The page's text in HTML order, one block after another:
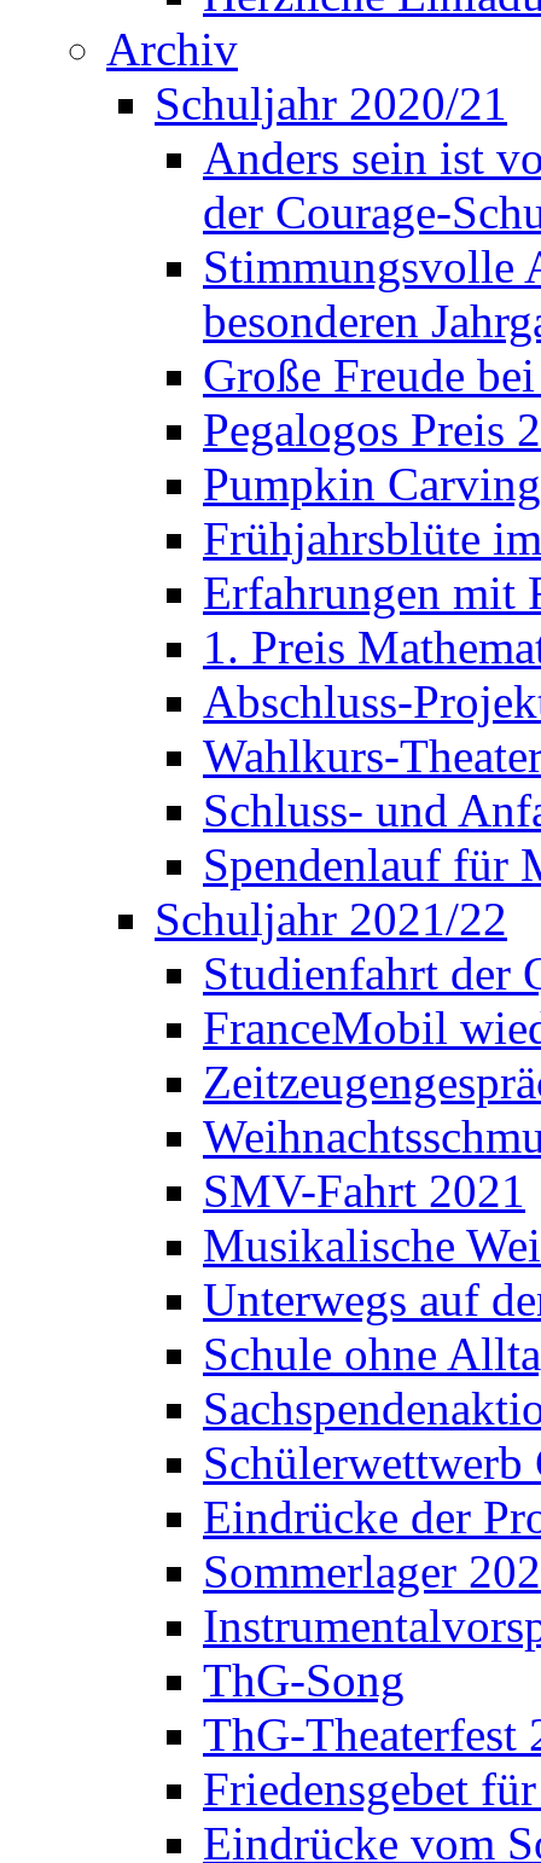
Archiv
Schuljahr 2020/21
Anders sein ist
der Courage-
Stimmungsvolle
besonderen
Große Freude
Pegalogos Preis
Pumpkin
Frühjahrsblüte
Erfahrungen mit
1. Preis
Abschluss-
Wahlkurs-
Schluss- und
Spendenlauf für
Schuljahr 2021/22
Studienfahrt der
FranceMobil
SMV-Fahrt 2021
Musikalische
Unterwegs auf
Schule ohne
Schülerwettwerb
Eindrücke der
Sommerlager
ThG-Song
ThG-Theaterfest
Friedensgebet
Eindrücke vom